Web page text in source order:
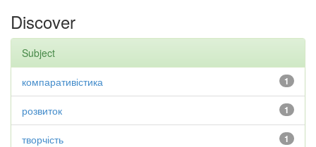
Discover
Subject
1
компаративістика
1
розвиток
1
творчість